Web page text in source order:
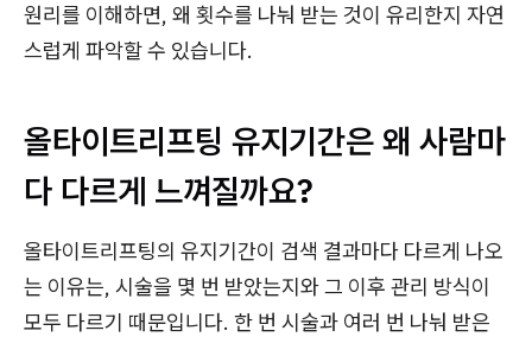
원리를 이해하면, 왜 횟수를 나눠 받는 것이 유리한지 자연
스럽게 파악할 수 있습니다.
올타이트리프팅 유지기간은 왜 사람마
다 다르게 느껴질까요?
올타이트리프팅의 유지기간이 검색 결과마다 다르게 나오
는 이유는, 시술을 몇 번 받았는지와 그 이후 관리 방식이
모두 다르기 때문입니다. 한 번 시술과 여러 번 나눠 받은